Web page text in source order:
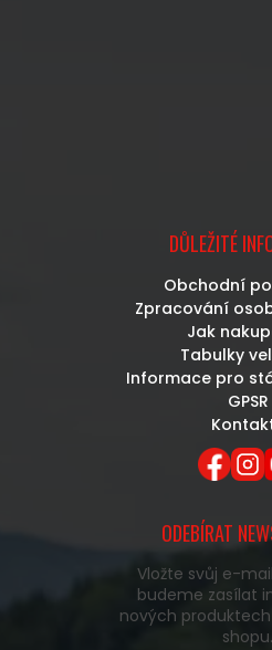
DŮLEŽITÉ
Obchodní
Zpracování
Jak
Tabulky
Informace pro
GPSR
ODEBÍRAT
Vložte svůj e-
budeme zasílat
nových
shopu.